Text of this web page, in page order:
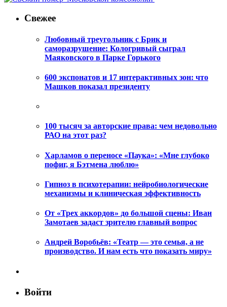
Свежее
Любовный треугольник с Брик и
саморазрушение: Кологривый сыграл
Маяковского в Парке Горького
600 экспонатов и 17 интерактивных зон: что
Машков показал президенту
100 тысяч за авторские права: чем недовольно
РАО на этот раз?
Харламов о переносе «Паука»: «Мне глубоко
пофиг, я Бэтмена люблю»
Гипноз в психотерапии: нейробиологические
механизмы и клиническая эффективность
От «Трех аккордов» до большой сцены: Иван
Замотаев задаст зрителю главный вопрос
Андрей Воробьёв: «Театр — это семья, а не
производство. И нам есть что показать миру»
Войти